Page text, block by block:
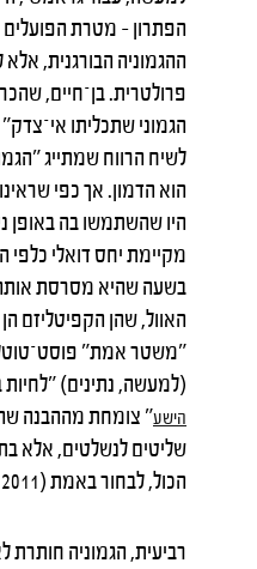
הפתרון – מטרת
ההגמוניה הבורגנית, אלא
פרולטרית. בן־חיים,
לשיח הרווח שמתייג
הוא הדמון. אך כפי
היו שהשתמשו בה באופן
מקיימת יחס דואלי
בשעה שהיא מסרסת
האוול, שהן הקפיטליזם
"משטר אמת"
(למעשה, נתינים)
הישע" צומחת מההבנה
שליטים לנשלטים, אלא
הכול, לבחור באמת (Havel, 2011).
רביעית, הגמוניה